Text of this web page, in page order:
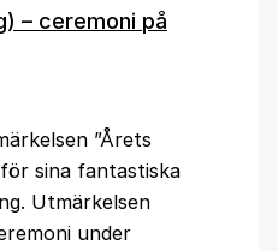
– ceremoni på
”Årets
sina fantastiska
Utmärkelsen
under